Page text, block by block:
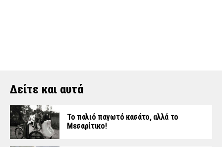
Δείτε και αυτά
Το παλιό παγωτό κασάτο, αλλά το
Μεσαρίτικο!